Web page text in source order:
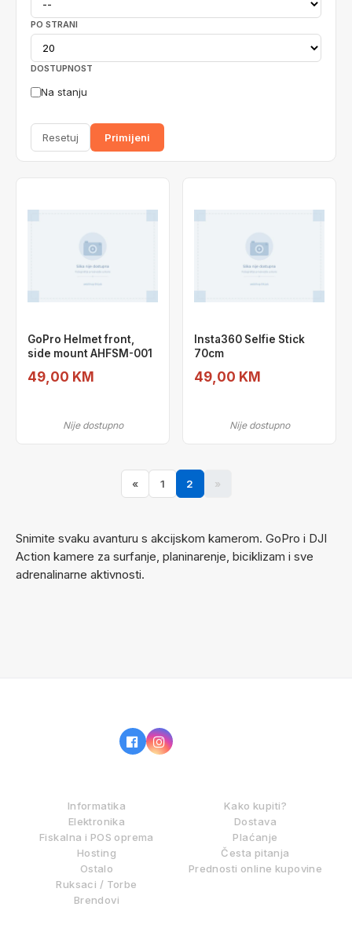
PO STRANI
DOSTUPNOST
Na stanju
Resetuj Primijeni
GoPro Helmet front,
side mount AHFSM-001
49,00 KM
Nije dostupno
Insta360 Selfie Stick
70cm
49,00 KM
Nije dostupno
« 1 2 »
Snimite svaku avanturu s akcijskom kamerom. GoPro i DJI
Action kamere za surfanje, planinarenje, biciklizam i sve
adrenalinarne aktivnosti.
Informatika
Elektronika
Fiskalna i POS oprema
Hosting
Ostalo
Ruksaci / Torbe
Brendovi
Kako kupiti?
Dostava
Plaćanje
Česta pitanja
Prednosti online kupovine